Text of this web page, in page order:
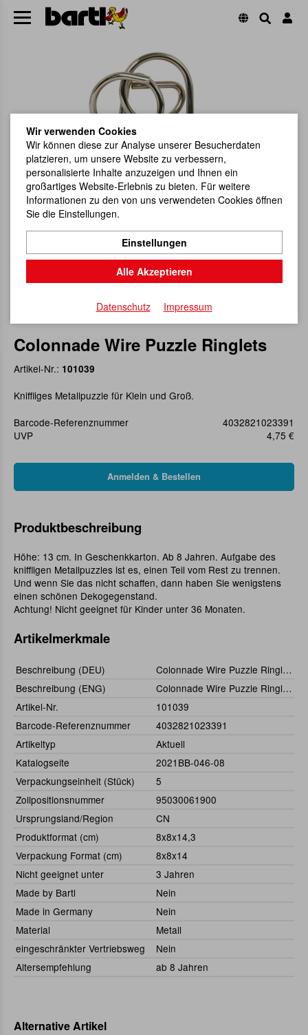
Colonnade Wire Puzzle Ringlets
Artikel-Nr.: 101039
Kniffliges Metallpuzzle für Klein und Groß.
Barcode-Referenznummer
4032821023391
UVP
4,75 €
Produktbeschreibung
Höhe: 13 cm. In Geschenkkarton. Ab 8 Jahren. Aufgabe des
kniffligen Metallpuzzles ist es, einen Teil vom Rest zu trennen.
Und wenn Sie das nicht schaffen, dann haben Sie wenigstens
einen schönen Dekogegenstand.
Achtung! Nicht geeignet für Kinder unter 36 Monaten.
Artikelmerkmale
Beschreibung (DEU)
Colonnade Wire Puzzle Ringlets
Beschreibung (ENG)
Colonnade Wire Puzzle Ringlets
Artikel-Nr.
101039
Barcode-Referenznummer
4032821023391
Artikeltyp
Aktuell
Katalogseite
2021BB-046-08
Verpackungseinheit (Stück)
5
Zollpositionsnummer
95030061900
Ursprungsland/Region
CN
Produktformat (cm)
8x8x14,3
Verpackung Format (cm)
8x8x14
Nicht geeignet unter
3 Jahren
Made by Bartl
Nein
Made in Germany
Nein
Material
Metall
eingeschränkter Vertriebsweg
Nein
Altersempfehlung
ab 8 Jahren
Alternative Artikel
Wir verwenden Cookies
Wir können diese zur Analyse unserer Besucherdaten
platzieren, um unsere Website zu verbessern,
personalisierte Inhalte anzuzeigen und Ihnen ein
großartiges Website-Erlebnis zu bieten. Für weitere
Informationen zu den von uns verwendeten Cookies öffnen
Sie die Einstellungen.
Einstellungen
Alle Akzeptieren
Datenschutz Impressum